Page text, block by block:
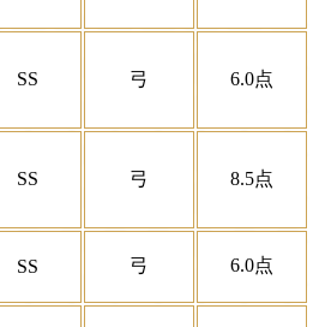
SS 弓 6.0点
SS 弓 8.5点
SS 弓 6.0点